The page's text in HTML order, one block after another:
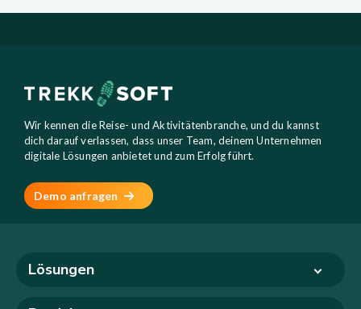
Wir kennen die Reise- und Aktivitätenbranche, und du kannst
dich darauf verlassen, dass unser Team, deinem Unternehmen
digitale Lösungen anbietet und zum Erfolg führt.
Demo anfragen
Lösungen